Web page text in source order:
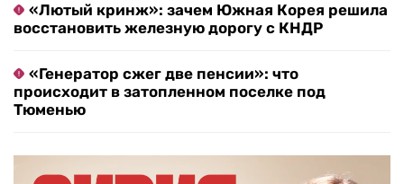
«Лютый кринж»: зачем Южная Корея решила
восстановить железную дорогу с КНДР
«Генератор сжег две пенсии»: что
происходит в затопленном поселке под
Тюменью